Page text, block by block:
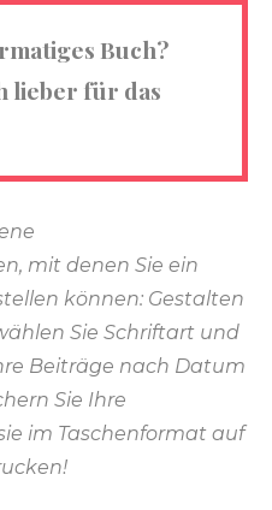
Buch?
lieber für das
mit denen Sie ein
können: Gestalten
Sie Schriftart und
Beiträge nach Datum
Sie Ihre
im Taschenformat auf